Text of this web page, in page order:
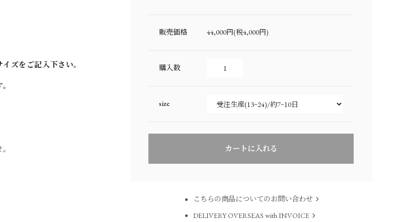
販売価格 44,000円(税4,000円)
購入数
size
こちらの商品についてのお問い合わせ
DELIVERY OVERSEAS with INVOICE
ズをご記入下さい。